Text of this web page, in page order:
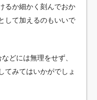
るか細かく刻んでおか
して加えるのもいいで
どには無理をせず、
てみてはいかがでしょ